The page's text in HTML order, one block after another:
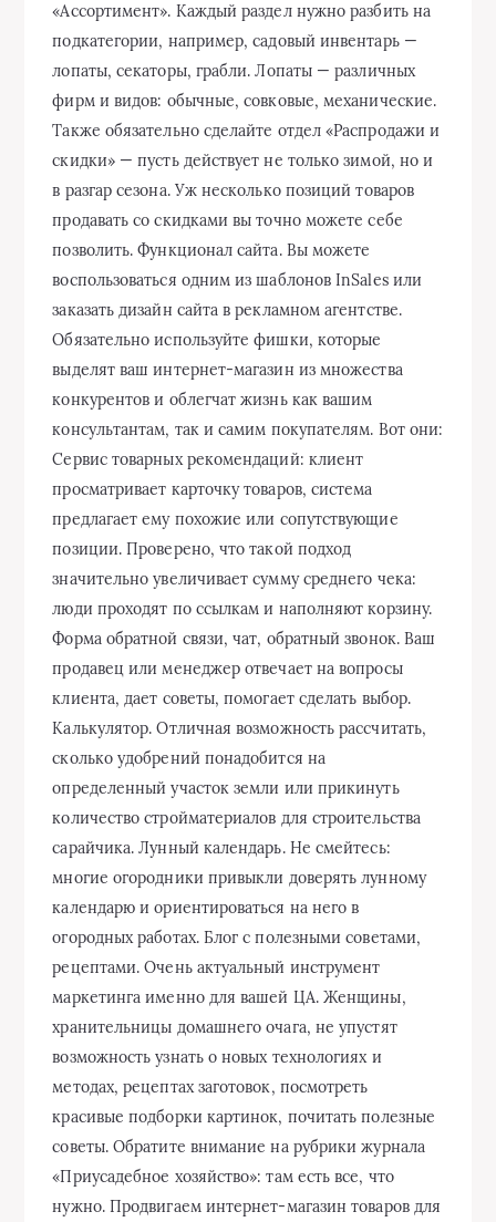
«Ассортимент». Каждый раздел нужно разбить на
подкатегории, например, садовый инвентарь —
лопаты, секаторы, грабли. Лопаты — различных
фирм и видов: обычные, совковые, механические.
Также обязательно сделайте отдел «Распродажи и
скидки» — пусть действует не только зимой, но и
в разгар сезона. Уж несколько позиций товаров
продавать со скидками вы точно можете себе
позволить. Функционал сайта. Вы можете
воспользоваться одним из шаблонов InSales или
заказать дизайн сайта в рекламном агентстве.
Обязательно используйте фишки, которые
выделят ваш интернет-магазин из множества
конкурентов и облегчат жизнь как вашим
консультантам, так и самим покупателям. Вот они:
Сервис товарных рекомендаций: клиент
просматривает карточку товаров, система
предлагает ему похожие или сопутствующие
позиции. Проверено, что такой подход
значительно увеличивает сумму среднего чека:
люди проходят по ссылкам и наполняют корзину.
Форма обратной связи, чат, обратный звонок. Ваш
продавец или менеджер отвечает на вопросы
клиента, дает советы, помогает сделать выбор.
Калькулятор. Отличная возможность рассчитать,
сколько удобрений понадобится на
определенный участок земли или прикинуть
количество стройматериалов для строительства
сарайчика. Лунный календарь. Не смейтесь:
многие огородники привыкли доверять лунному
календарю и ориентироваться на него в
огородных работах. Блог с полезными советами,
рецептами. Очень актуальный инструмент
маркетинга именно для вашей ЦА. Женщины,
хранительницы домашнего очага, не упустят
возможность узнать о новых технологиях и
методах, рецептах заготовок, посмотреть
красивые подборки картинок, почитать полезные
советы. Обратите внимание на рубрики журнала
«Приусадебное хозяйство»: там есть все, что
нужно. Продвигаем интернет-магазин товаров для